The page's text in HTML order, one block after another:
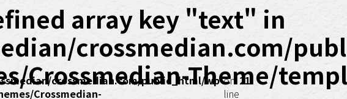
array key "text" in
crossmedian.com/
Crossmedian-Theme/
crossmedian.com/public_html/wp-
Crossmedian-
on
line
21